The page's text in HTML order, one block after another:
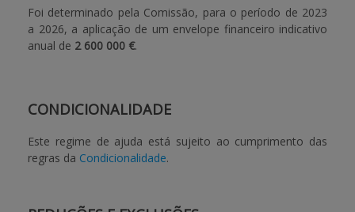
Foi determinado pela Comissão, para o período de 2023
a 2026, a aplicação de um envelope financeiro indicativo
anual de 2 600 000 €.
CONDICIONALIDADE
Este regime de ajuda está sujeito ao cumprimento das
regras da Condicionalidade.